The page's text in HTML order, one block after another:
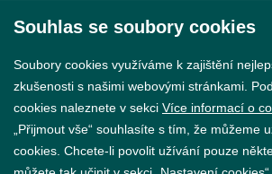
Souhlas se soubory cookies
Soubory cookies využíváme k zajištění
zkušenosti s našimi webovými stránkami.
cookies naleznete v sekci Více informací o
„Přijmout vše“ souhlasíte s tím, že můžeme
cookies. Chcete-li povolit užívání pouze